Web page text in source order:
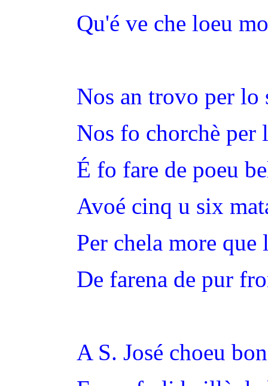
Qu'é ve che loeu
Nos an trovo per lo
Nos fo chorchè per
É fo fare de poeu
Avoé cinq u six
Per chela more que
De farena de pur
A S. José choeu